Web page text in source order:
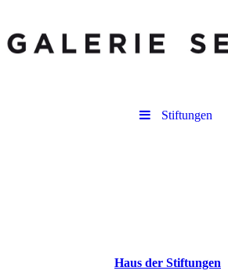
Stiftungen
Haus der Stiftungen